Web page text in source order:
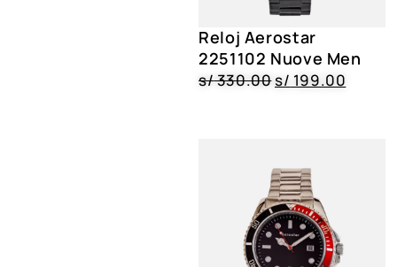
Reloj Aerostar
2251102 Nuove Men
s/330.00s/ 199.00